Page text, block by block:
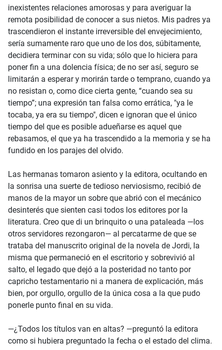
inexistentes relaciones amorosas y para averiguar la
remota posibilidad de conocer a sus nietos. Mis padres ya
trascendieron el instante irreversible del envejecimiento,
sería sumamente raro que uno de los dos, súbitamente,
decidiera terminar con su vida; sólo que lo hiciera para
poner fin a una dolencia física; de no ser así, seguro se
limitarán a esperar y morirán tarde o temprano, cuando ya
no resistan o, como dice cierta gente, “cuando sea su
tiempo”; una expresión tan falsa como errática, "ya le
tocaba, ya era su tiempo", dicen e ignoran que el único
tiempo del que es posible adueñarse es aquel que
rebasamos, el que ya ha trascendido a la memoria y se ha
fundido en los parajes del olvido.
Las hermanas tomaron asiento y la editora, ocultando en
la sonrisa una suerte de tedioso nerviosismo, recibió de
manos de la mayor un sobre que abrió con el mecánico
desinterés que sienten casi todos los editores por la
literatura. Creo que di un brinquito o una pataleada —los
otros servidores rezongaron— al percatarme de que se
trataba del manuscrito original de la novela de Jordi, la
misma que permaneció en el escritorio y sobrevivió al
salto, el legado que dejó a la posteridad no tanto por
capricho testamentario ni a manera de explicación, más
bien, por orgullo, orgullo de la única cosa a la que pudo
ponerle punto final en su vida.
—¿Todos los títulos van en altas? —preguntó la editora
como si hubiera preguntado la fecha o el estado del clima.